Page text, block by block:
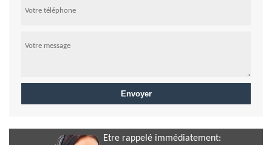
Etre rappelé immédiatement: